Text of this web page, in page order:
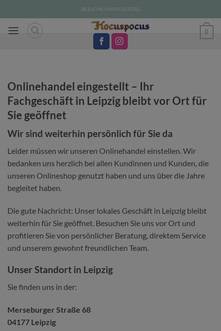
Inhalt
springen
BESUCHE UNS IN LEIPZIG
0
Onlinehandel eingestellt – Ihr
Fachgeschäft in Leipzig bleibt vor Ort für
Sie geöffnet
Wir sind weiterhin persönlich für Sie da
Leider müssen wir unseren Onlinehandel einstellen. Wir
bedanken uns herzlich bei allen Kundinnen und Kunden, die
unseren Onlineshop genutzt haben und uns über die Jahre
begleitet haben.
Die gute Nachricht: Unser lokales Geschäft in Leipzig bleibt
weiterhin für Sie geöffnet. Besuchen Sie uns vor Ort und
profitieren Sie von persönlicher Beratung, direktem Service
und unserem gewohnt freundlichen Team.
Unser Standort in Leipzig
Sie finden uns in der:
Merseburger Straße 68
04177 Leipzig